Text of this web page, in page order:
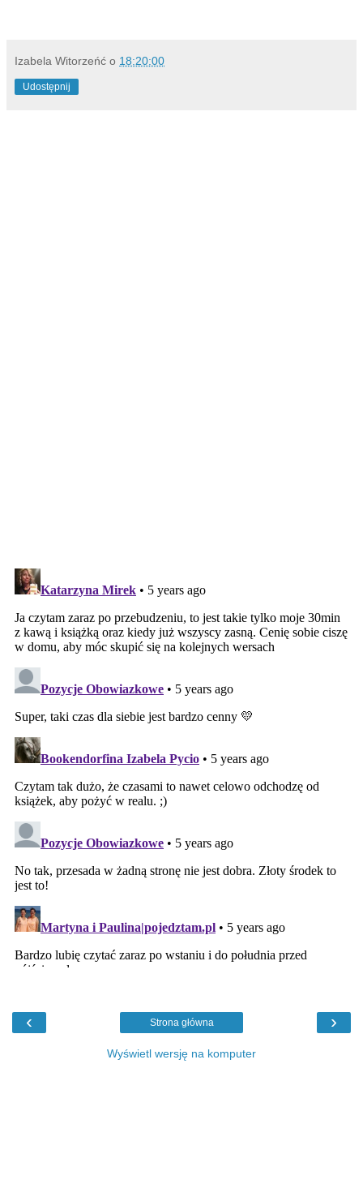
Izabela Witorzeńć o 18:20:00
Udostępnij
‹ ›
Strona główna
Wyświetl wersję na komputer